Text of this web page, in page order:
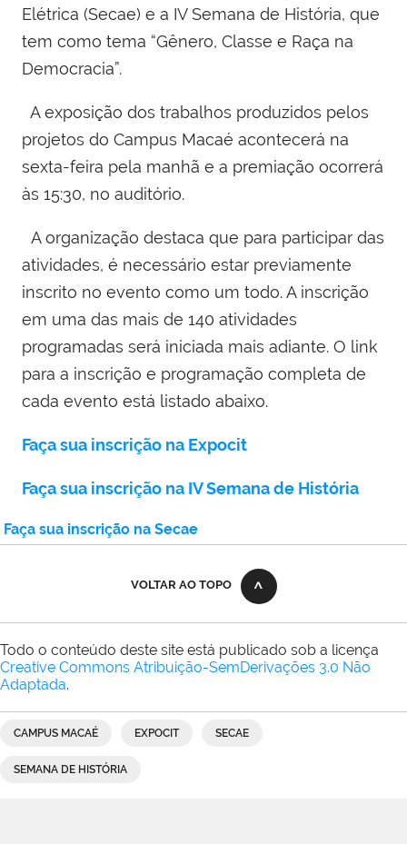
Elétrica (Secae) e a IV Semana de História, que
tem como tema “Gênero, Classe e Raça na
Democracia”.
A exposição dos trabalhos produzidos pelos
projetos do Campus Macaé acontecerá na
sexta-feira pela manhã e a premiação ocorrerá
às 15:30, no auditório.
A organização destaca que para participar das
atividades, é necessário estar previamente
inscrito no evento como um todo. A inscrição
em uma das mais de 140 atividades
programadas será iniciada mais adiante. O link
para a inscrição e programação completa de
cada evento está listado abaixo.
Faça sua inscrição na Expocit
Faça sua inscrição na IV Semana de História
Faça sua inscrição na Secae
VOLTAR AO TOPO
Todo o conteúdo deste site está publicado sob a licença
Creative Commons Atribuição-SemDerivações 3.0 Não
Adaptada.
CAMPUS MACAÉ EXPOCIT SECAE
SEMANA DE HISTÓRIA